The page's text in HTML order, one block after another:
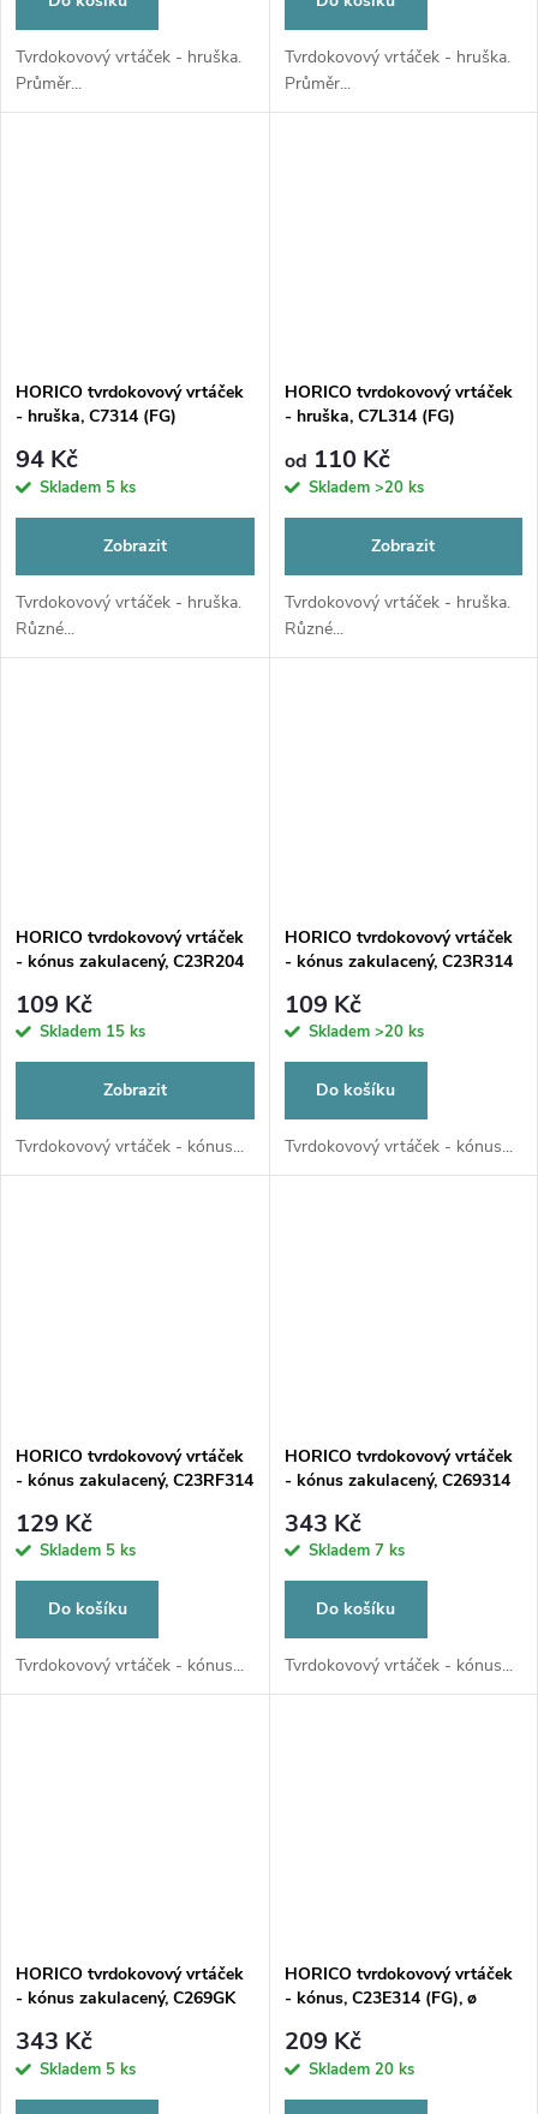
Tvrdokovový vrtáček - hruška.
Průměr...
Tvrdokovový vrtáček - hruška.
Průměr...
HORICO tvrdokovový vrtáček
- hruška, C7314 (FG)
94 Kč
Skladem 5 ks
Zobrazit
Tvrdokovový vrtáček - hruška.
Různé...
HORICO tvrdokovový vrtáček
- hruška, C7L314 (FG)
od 110 Kč
Skladem >20 ks
Zobrazit
Tvrdokovový vrtáček - hruška.
Různé...
HORICO tvrdokovový vrtáček
- kónus zakulacený, C23R204
109 Kč
Skladem 15 ks
Zobrazit
Tvrdokovový vrtáček - kónus...
HORICO tvrdokovový vrtáček
- kónus zakulacený, C23R314
109 Kč
Skladem >20 ks
Do košíku
Tvrdokovový vrtáček - kónus...
HORICO tvrdokovový vrtáček
- kónus zakulacený, C23RF314
129 Kč
Skladem 5 ks
Do košíku
Tvrdokovový vrtáček - kónus...
HORICO tvrdokovový vrtáček
- kónus zakulacený, C269314
343 Kč
Skladem 7 ks
Do košíku
Tvrdokovový vrtáček - kónus...
HORICO tvrdokovový vrtáček
- kónus zakulacený, C269GK
343 Kč
Skladem 5 ks
HORICO tvrdokovový vrtáček
- kónus, C23E314 (FG), ø
209 Kč
Skladem 20 ks